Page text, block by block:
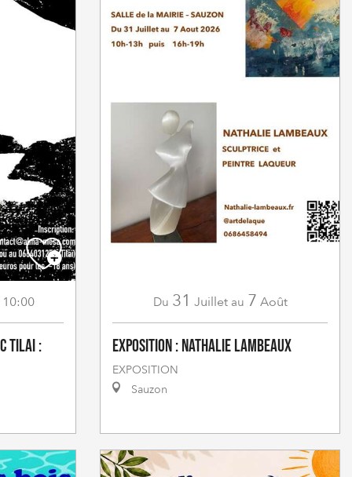
Tilai :
Du 31 Juillet au 7 Août
Exposition : Nathalie Lambeaux
EXPOSITION
Sauzon